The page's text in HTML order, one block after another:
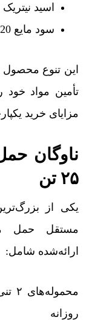
اسید نیتریک (55 تا 68
سود مایع 20-۳۲ درصد و ۴۸–۵۰ درصد
این تنوع محصول
تأمین مواد خود
مزایای خرید
۲۵ تن
یکی از
مستقل حمل
ارائه‌شده شامل:
روزانه